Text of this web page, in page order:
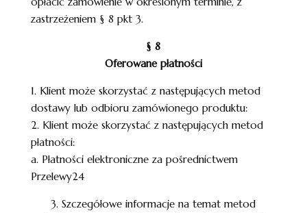
zastrzeżeniem § 8 pkt 3.
§ 8
Oferowane płatności
1. Klient może skorzystać z następujących metod
dostawy lub odbioru zamówionego produktu:
2. Klient może skorzystać z następujących metod
płatności:
a. Płatności elektroniczne za pośrednictwem
Przelewy24
3. Szczegółowe informacje na temat metod